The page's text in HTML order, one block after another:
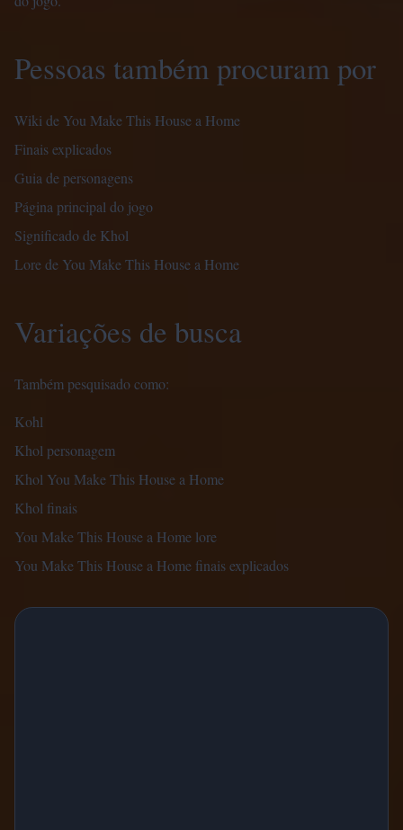
Pessoas também procuram por
Wiki de You Make This House a Home
Finais explicados
Guia de personagens
Página principal do jogo
Significado de Khol
Lore de You Make This House a Home
Variações de busca
Também pesquisado como:
Kohl
Khol personagem
Khol You Make This House a Home
Khol finais
You Make This House a Home lore
You Make This House a Home finais explicados